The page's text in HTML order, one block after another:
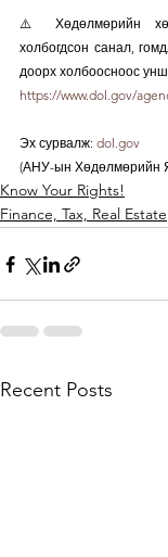
⚠️ Хөдөлмөрийн
холбогдсон санал,
доорх холбоосноос
https://www.dol.gov/
Эх сурвалж: dol.gov
(АНУ-ын Хөдөлмөрийн
Know Your Rights!
Finance, Tax, Real Estate
Recent Posts